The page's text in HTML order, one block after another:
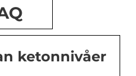
ketonnivåer